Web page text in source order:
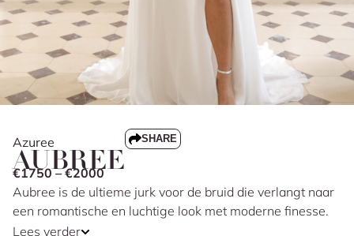
Azuree
AUBREE
SHARE
€1750 – €2000
Aubree is de ultieme jurk voor de bruid die verlangt naar
een romantische en luchtige look met moderne finesse.
De delicate, transparante top met bloemenkant in 3D-
Lees verder